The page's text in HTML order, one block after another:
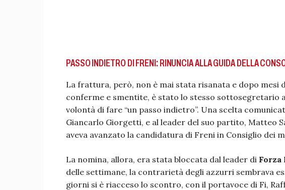
PASSO INDIETRO DI FRENI: RINUNCIA ALLA GUIDA DELLA
La frattura, però, non è mai stata risanata e dopo mesi
conferme e smentite, è stato lo stesso sottosegretario
volontà di fare “un passo indietro”. Una scelta
Giancarlo Giorgetti, e al leader del suo partito, Matteo
aveva avanzato la candidatura di Freni in Consiglio dei
La nomina, allora, era stata bloccata dal leader di
delle settimane, la contrarietà degli azzurri sembrava
giorni si è riacceso lo scontro, con il portavoce di Fi,